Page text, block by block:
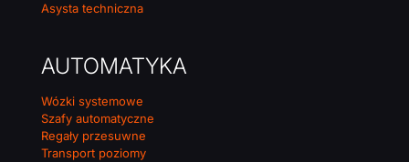
Asysta techniczna
AUTOMATYKA
Wózki systemowe
Szafy automatyczne
Regały przesuwne
Transport poziomy